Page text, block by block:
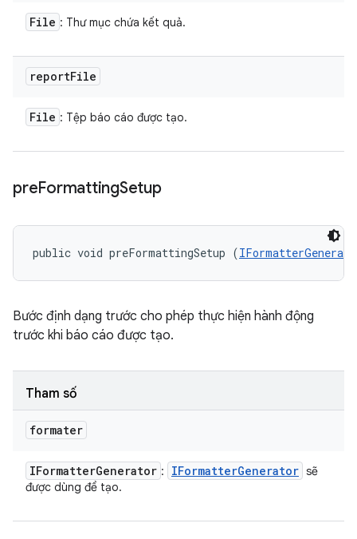
File : Thư mục chứa kết quả.
reportFile
File : Tệp báo cáo được tạo.
preFormattingSetup
public void preFormattingSetup (
Bước định dạng trước cho phép thực hiện hành động
trước khi báo cáo được tạo.
Tham số
formater
IFormatterGenerator : IFormatterGenerator sẽ
được dùng để tạo.